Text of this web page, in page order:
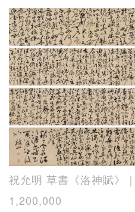
祝允明 草書《洛神賦》
1,200,000